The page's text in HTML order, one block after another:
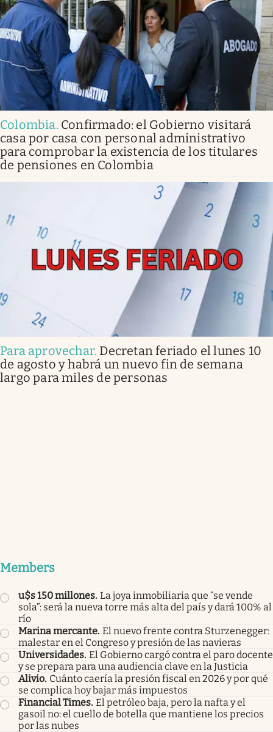
Colombia. Confirmado: el Gobierno visitará
casa por casa con personal administrativo
para comprobar la existencia de los titulares
de pensiones en Colombia
Para aprovechar. Decretan feriado el lunes 10
de agosto y habrá un nuevo fin de semana
largo para miles de personas
Members
u$s 150 millones. La joya inmobiliaria que “se vende
sola”: será la nueva torre más alta del país y dará 100% al
río
Marina mercante. El nuevo frente contra Sturzenegger:
malestar en el Congreso y presión de las navieras
Universidades. El Gobierno cargó contra el paro docente
y se prepara para una audiencia clave en la Justicia
Alivio. Cuánto caería la presión fiscal en 2026 y por qué
se complica hoy bajar más impuestos
Financial Times. El petróleo baja, pero la nafta y el
gasoil no: el cuello de botella que mantiene los precios
por las nubes